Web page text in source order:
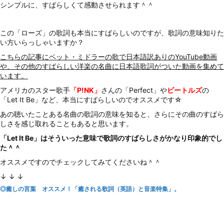
シンプルに、すばらしくて感動させられます＾＾
この「ローズ」の歌詞も本当にすばらしいのですが、歌詞の意味知りた
い方いらっしゃいますか？
こちらの記事にベット・ミドラーの歌で日本語訳ありのYouTube動画
や、その他のすばらしい洋楽の名曲に日本語歌詞がついた動画を集めて
います。
アメリカのスター歌手 「P!NK」 さんの「Perfect」やビートルズの
「Let It Be」など、本当にすばらしいのでオススメです☆
あの聴いたことある名曲の歌詞の意味を知ると、さらにその曲のすばら
しさを感じ取れることもあると思います。
「Let It Be」はそういった意味で歌詞のすばらしさがかなり印象的でし
た＾＾
オススメですのでチェックしてみてくださいね＾＾
↓ ↓ ↓
◎癒しの言葉 オススメ！「癒される歌詞（英語）と音楽特集」。